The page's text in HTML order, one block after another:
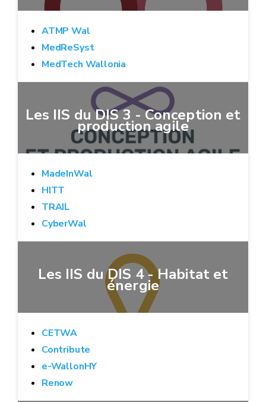
ATMP Wal
MedReSyst
MedTech Wallonia
Les IIS du DIS 3 - Conception et
production agile
MadeInWal
HITT
TRAIL
CyberWal
Les IIS du DIS 4 - Habitat et
énergie
CETWA
Contribute
e-WallonHY
Renow